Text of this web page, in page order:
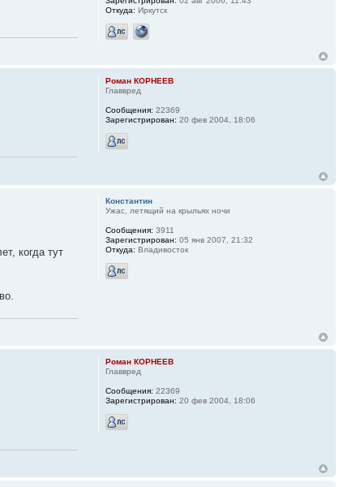
Откуда: Иркутск
Роман КОРНЕЕВ
Главвред
Сообщения: 22369
Зарегистрирован: 20 фев 2004, 18:06
когда тут
Константин
Ужас, летящий на крыльях ночи
Сообщения: 3911
Зарегистрирован: 05 янв 2007, 21:32
Откуда: Владивосток
Роман КОРНЕЕВ
Главвред
Сообщения: 22369
Зарегистрирован: 20 фев 2004, 18:06